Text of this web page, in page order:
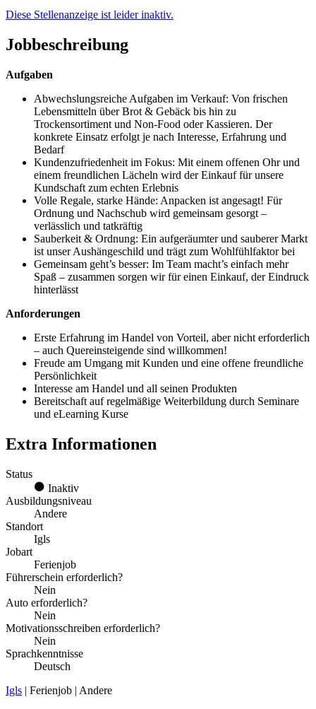
Diese Stellenanzeige ist leider inaktiv.
Jobbeschreibung
Aufgaben
Abwechslungsreiche Aufgaben im Verkauf: Von frischen
Lebensmitteln über Brot & Gebäck bis hin zu
Trockensortiment und Non-Food oder Kassieren. Der
konkrete Einsatz erfolgt je nach Interesse, Erfahrung und
Bedarf
Kundenzufriedenheit im Fokus: Mit einem offenen Ohr und
einem freundlichen Lächeln wird der Einkauf für unsere
Kundschaft zum echten Erlebnis
Volle Regale, starke Hände: Anpacken ist angesagt! Für
Ordnung und Nachschub wird gemeinsam gesorgt –
verlässlich und tatkräftig
Sauberkeit & Ordnung: Ein aufgeräumter und sauberer Markt
ist unser Aushängeschild und trägt zum Wohlfühlfaktor bei
Gemeinsam geht’s besser: Im Team macht’s einfach mehr
Spaß – zusammen sorgen wir für einen Einkauf, der Eindruck
hinterlässt
Anforderungen
Erste Erfahrung im Handel von Vorteil, aber nicht erforderlich
– auch Quereinsteigende sind willkommen!
Freude am Umgang mit Kunden und eine offene freundliche
Persönlichkeit
Interesse am Handel und all seinen Produkten
Bereitschaft auf regelmäßige Weiterbildung durch Seminare
und eLearning Kurse
Extra Informationen
Status
Inaktiv
Ausbildungsniveau
Andere
Standort
Igls
Jobart
Ferienjob
Führerschein erforderlich?
Nein
Auto erforderlich?
Nein
Motivationsschreiben erforderlich?
Nein
Sprachkenntnisse
Deutsch
Igls | Ferienjob | Andere